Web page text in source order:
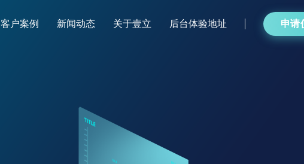
客户案例 新闻动态 关于壹立 后台体验地址 申请